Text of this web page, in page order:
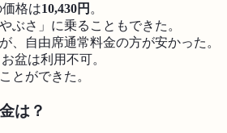
格は10,430円 。
ぶさ」に乗ることもできた。
、自由席通常料金の方が安かった。
盆は利用不可。
とができた。
は？